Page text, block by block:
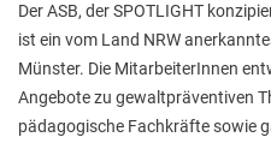
Unterrichtszeiten
Hausaufgaben
Materiallisten
Lernstand 8
Der ASB, der SPOTLIGHT
ist ein vom Land NRW
Münster. Die MitarbeiterInnen
Angebote zu gewaltpräventiven
pädagogische Fachkräfte sowie